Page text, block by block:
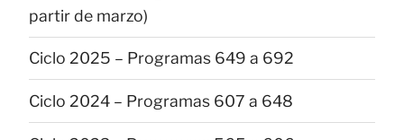
partir de marzo)
Ciclo 2025 – Programas 649 a 692
Ciclo 2024 – Programas 607 a 648